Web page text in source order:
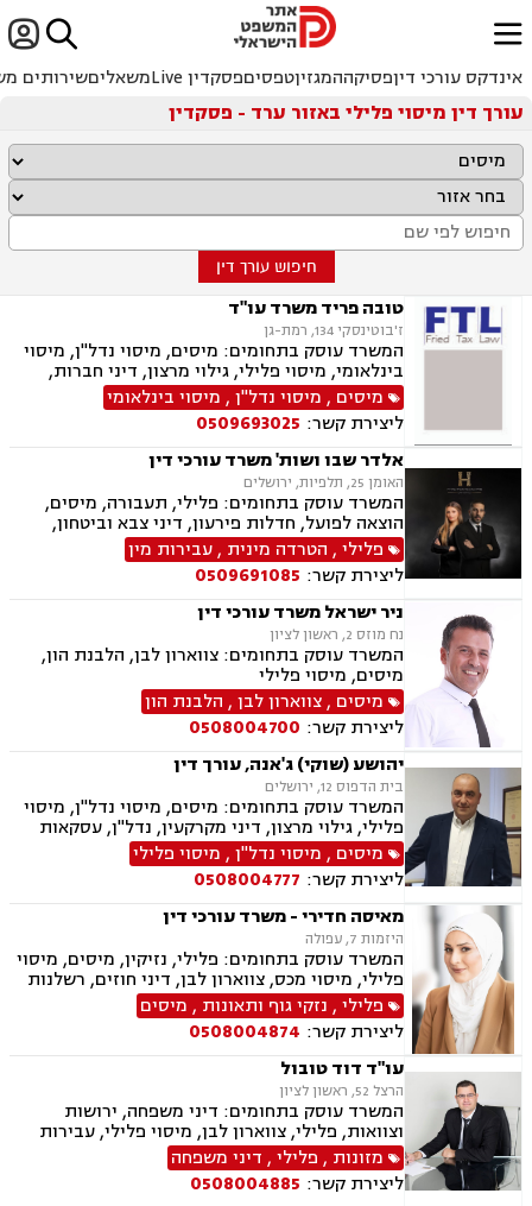

ﱐ
אינדקס עורכי דיןפסיקההמגזיןטפסיםפסקדין Live משאליםשירותים
עורך דין מיסוי פלילי באזור ערד - פסקדין
חיפוש עורך דין
טובה פריד משרד עו"ד
ז'בוטינסקי 134, רמת-גן
המשרד עוסק בתחומים: מיסים, מיסוי נדל"ן, מיסוי
בינלאומי, מיסוי פלילי, גילוי מרצון, דיני חברות,
רישום חברות, פירוקים והקפאת הליכים, סכסוך בין
בעלי מניות, עסקאות מכר דירה, ירושות וצוואות,
עיזבונות, ייפוי כוח מתמשך.
מיסים , מיסוי נדל"ן, מיסוי בינלאומי
ליצירת קשר: 0509693025
אלדר שבו ושות' משרד עורכי דין
האומן 25, תלפיות, ירושלים
המשרד עוסק בתחומים: פלילי, תעבורה, מיסים,
הוצאה לפועל, חדלות פירעון, דיני צבא וביטחון,
ליטיגציה אזרחית
פלילי, הטרדה מינית ,עבירות מין
ליצירת קשר: 0509691085
ניר ישראל משרד עורכי דין
נח מוזס 2, ראשון לציון
המשרד עוסק בתחומים: צווארון לבן, הלבנת הון,
מיסים, מיסוי פלילי
מיסים ,צווארון לבן, הלבנת הון
ליצירת קשר: 0508004700
יהושע (שוקי) ג'אנה, עורך דין
בית הדפוס 12, ירושלים
המשרד עוסק בתחומים: מיסים, מיסוי נדל"ן, מיסוי
פלילי, גילוי מרצון, דיני מקרקעין, נדל"ן, עסקאות
מכר דירה, פינוי בינוי, קבוצות רכישה, תמ"א 38
מיסים , מיסוי נדל"ן, מיסוי פלילי
ליצירת קשר: 0508004777
מאיסה חדירי - משרד עורכי דין
היזמות 7, עפולה
המשרד עוסק בתחומים: פלילי, נזיקין, מיסים, מיסוי
פלילי, מיסוי מכס, צווארון לבן, דיני חוזים, רשלנות
רפואית, דיני ביטוח, דיני חברות, הוצאה לפועל,
ביטוח לאומי, דיני עבודה, חדלות פירעון, עבירות
מס, תאונות עבודה, תאונות תלמידים, תביעות גזזת
פלילי, נזקי גוף ותאונות , מיסים
ליצירת קשר: 0508004874
עו"ד דוד טובול
הרצל 52, ראשון לציון
המשרד עוסק בתחומים: דיני משפחה, ירושות
וצוואות, פלילי, צווארון לבן, מיסוי פלילי, עבירות
מס, תעבורה, נהיגה בשכרות, שלילת רשיון נהיגה,
נוטריון, נדל"ן, עסקאות מכר דירה, לשון הרע
מזונות , פלילי, דיני משפחה
ליצירת קשר: 0508004885